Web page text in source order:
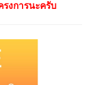
รงการนะครับ